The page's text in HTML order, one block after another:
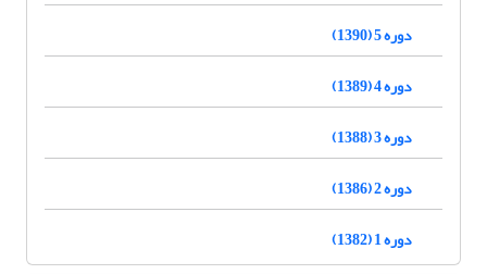
دوره 5 (1390)
دوره 4 (1389)
دوره 3 (1388)
دوره 2 (1386)
دوره 1 (1382)